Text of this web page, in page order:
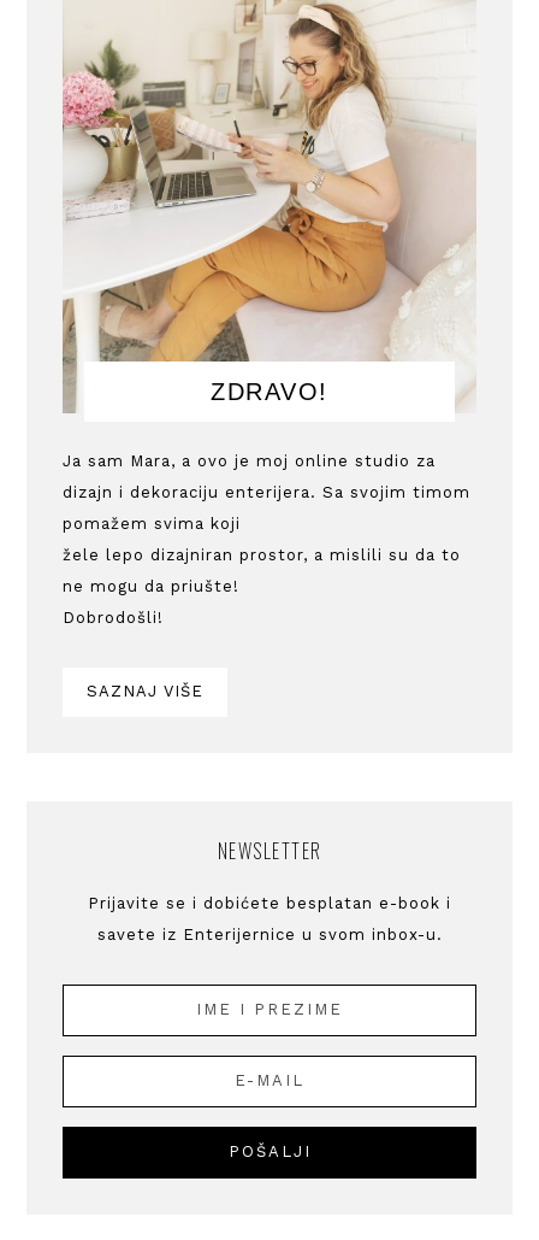
ZDRAVO!
Ja sam Mara, a ovo je moj online studio za
dizajn i dekoraciju enterijera. Sa svojim timom
pomažem svima koji
žele lepo dizajniran prostor, a mislili su da to
ne mogu da priušte!
Dobrodošli!
SAZNAJ VIŠE
NEWSLETTER
Prijavite se i dobićete besplatan e-book i
savete iz Enterijernice u svom inbox-u.